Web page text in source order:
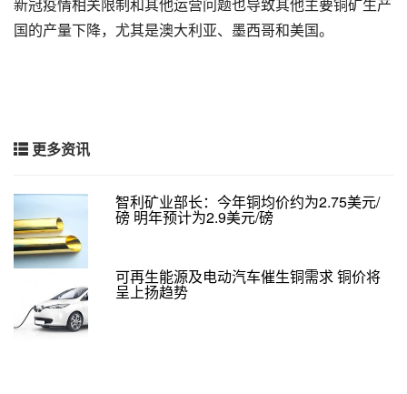
国的产量下降，尤其是澳大利亚、墨西哥和美国。
更多资讯
智利矿业部长：今年铜均价约为2.75美元/
磅 明年预计为2.9美元/磅
可再生能源及电动汽车催生铜需求 铜价将
呈上扬趋势